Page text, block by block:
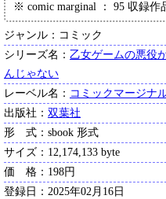
※ comic marginal ： 95 収録作
ジャンル：コミック
シリーズ名： 乙女ゲームの悪役
んじゃない
レーベル名： コミックマージナ
出版社： 双葉社
形 式：sbook 形式
サイズ：12,174,133 byte
価 格：198円
登録日：2025年02月16日